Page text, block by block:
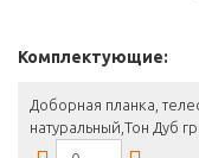
Комплектующие:
Доборная планка,
натуральный,Тон Дуб